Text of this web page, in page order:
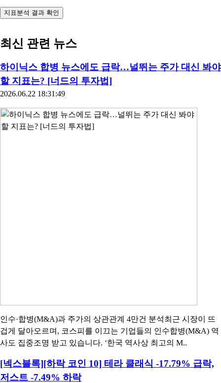
지표분석 결과 확인
최신 관련 뉴스
하이닉스 합병 뉴스에도 급락…널뛰는 주가 대신 봐야
할 지표는? [너드의 투자법]
2026.06.22 18:31:49
인수·합병(M&A)과 주가의 상관관계 4만건 분석최근 시장이 뜨
겁게 달아오르며, 코스피를 이끄는 기업들의 인수합병(M&A) 역
사도 집중조명 받고 있습니다. ‘한국 역사상 최고의 M..
[넥스블록][하락 코인 10] 테라 클래식 -17.79% 급락,
저스트 -7.49% 하락